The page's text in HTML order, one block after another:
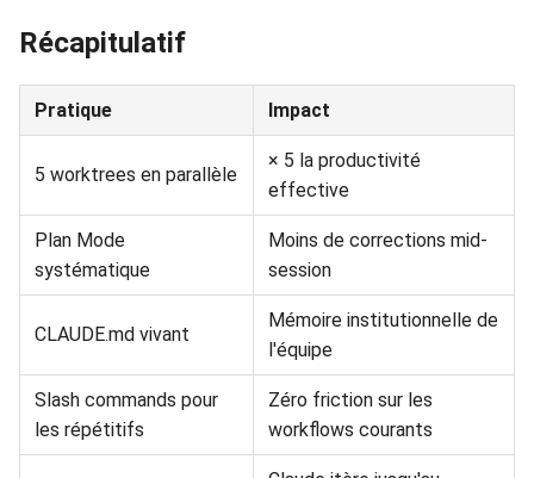
Récapitulatif
Pratique Impact
5 worktrees en parallèle
× 5 la productivité
effective
Plan Mode
systématique
Moins de corrections mid-
session
CLAUDE.md vivant
Mémoire institutionnelle de
l'équipe
Slash commands pour
les répétitifs
Zéro friction sur les
workflows courants